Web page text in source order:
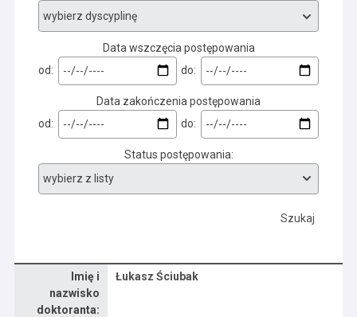
Data wszczęcia postępowania
od:
do:
Data zakończenia postępowania
od:
do:
Status postępowania
Szukaj
Imię i
nazwisko
doktoranta:
Łukasz Ściubak